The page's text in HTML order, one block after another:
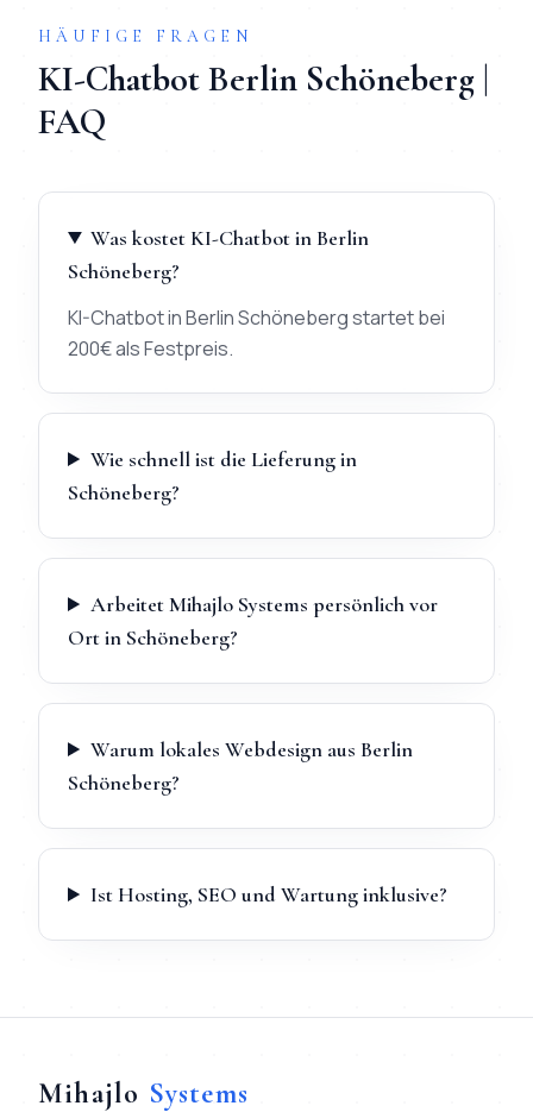
HÄUFIGE FRAGEN
KI-ChatbotBerlin Schöneberg |
FAQ
Was kostet KI-Chatbot in Berlin
Schöneberg?
KI-Chatbot in Berlin Schöneberg startet bei
200€ als Festpreis.
Wie schnell ist die Lieferung in
Schöneberg?
Arbeitet Mihajlo Systems persönlich vor
Ort in Schöneberg?
Warum lokales Webdesign aus Berlin
Schöneberg?
Ist Hosting, SEO und Wartung inklusive?
Mihajlo Systems